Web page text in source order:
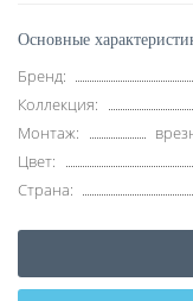
Основные
Бренд:
Коллекция:
Монтаж:
Цвет:
Страна: